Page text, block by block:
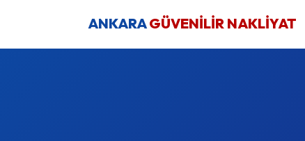
ANKARAGÜVENİLİR NAKLİYAT